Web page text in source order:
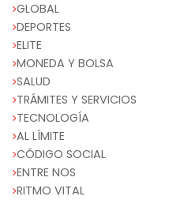
GLOBAL
DEPORTES
ELITE
MONEDA Y BOLSA
SALUD
TRÁMITES Y SERVICIOS
TECNOLOGÍA
AL LÍMITE
CÓDIGO SOCIAL
ENTRE NOS
RITMO VITAL